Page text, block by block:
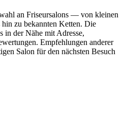
an Friseursalons — von kleinen
zu bekannten Ketten. Die
in der Nähe mit Adresse,
Empfehlungen anderer
Salon für den nächsten Besuch